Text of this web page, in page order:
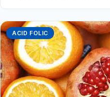
ACID FOLIC